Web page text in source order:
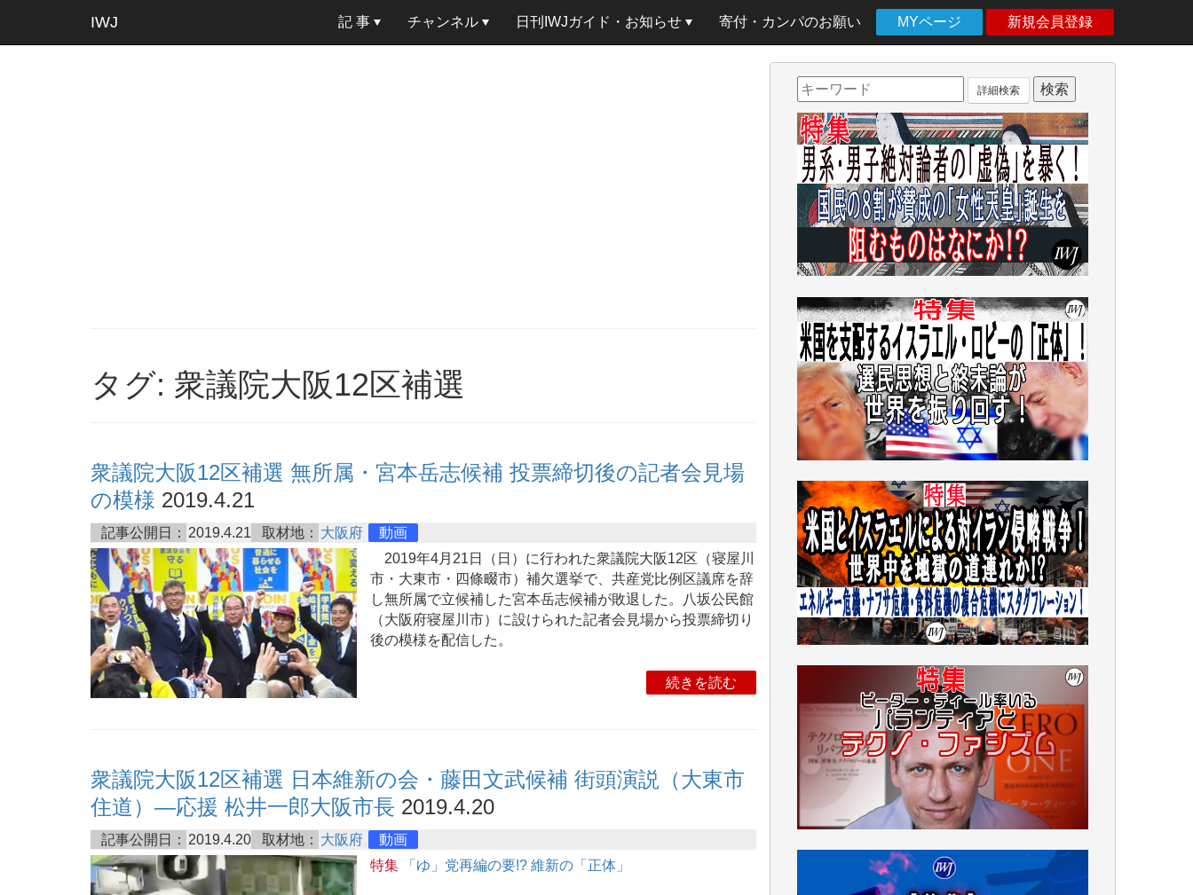
IWJ 記 事 チャンネル 日刊IWJガイド・お知らせ 寄付・カンパのお願い MYページ 新規会員登録
タグ: 衆議院大阪12区補選
衆議院大阪12区補選 無所属・宮本岳志候補 投票締切後の記者会見場
の模様 2019.4.21
記事公開日： 2019.4.21 取材地： 大阪府
動画
2019年4月21日（日）に行われた衆議院大阪12区（寝屋川
市・大東市・四條畷市）補欠選挙で、共産党比例区議席を辞
し無所属で立候補した宮本岳志候補が敗退した。八坂公民館
（大阪府寝屋川市）に設けられた記者会見場から投票締切り
後の模様を配信した。
続きを読む
衆議院大阪12区補選 日本維新の会・藤田文武候補 街頭演説（大東市
住道）―応援 松井一郎大阪市長 2019.4.20
記事公開日： 2019.4.20 取材地： 大阪府
動画
特集
「ゆ」党再編の要!? 維新の「正体」
詳細検索